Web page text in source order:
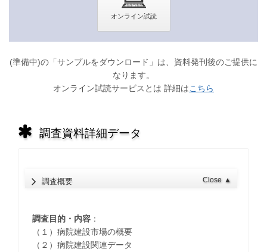
(準備中)の「サンプルをダウンロード」は、資料発刊後のご提供に
なります。
オンライン試読サービスとは 詳細はこちら
調査資料詳細データ
調査概要 Close ▲
調査目的・内容：
（１）病院建設市場の概要
（２）病院建設関連データ